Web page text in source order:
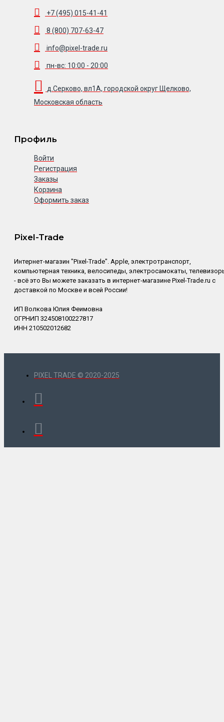
+7 (495) 015-41-41
8 (800) 707-63-47
info@pixel-trade.ru
пн-вс: 10:00 - 20:00
д.Серково, вл1А, городской округ Щелково,
Московская область
Профиль
Войти
Регистрация
Заказы
Корзина
Оформить заказ
Pixel-Trade
Интернет-магазин "Pixel-Trade". Apple, электротранспорт,
компьютерная техника, велосипеды, электросамокаты,
- всё это Вы можете заказать в интернет-магазине Pixel-Trade.ru с
доставкой по Москве и всей России!
ИП Волкова Юлия Феимовна
ОГРНИП 324508100227817
ИНН 210502012682
PIXEL TRADE © 2020-2025